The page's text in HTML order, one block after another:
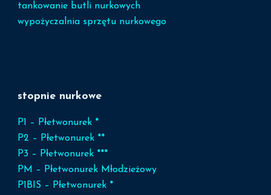
tankowanie butli nurkowych
wypożyczalnia sprzętu nurkowego
stopnie nurkowe
P1 – Płetwonurek *
P2 – Płetwonurek **
P3 – Płetwonurek ***
PM – Płetwonurek Młodzieżowy
P1BIS – Płetwonurek *